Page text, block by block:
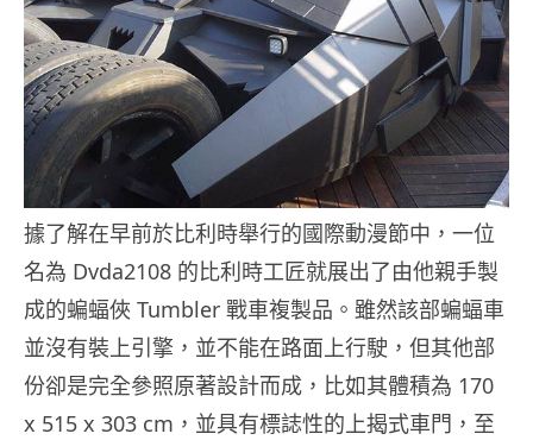
據了解在早前於比利時舉行的國際動漫節中，一位
名為 Dvda2108 的比利時工匠就展出了由他親手製
成的蝙蝠俠 Tumbler 戰車複製品。雖然該部蝙蝠車
並沒有裝上引擎，並不能在路面上行駛，但其他部
份卻是完全參照原著設計而成，比如其體積為 170
x 515 x 303 cm，並具有標誌性的上揭式車門，至